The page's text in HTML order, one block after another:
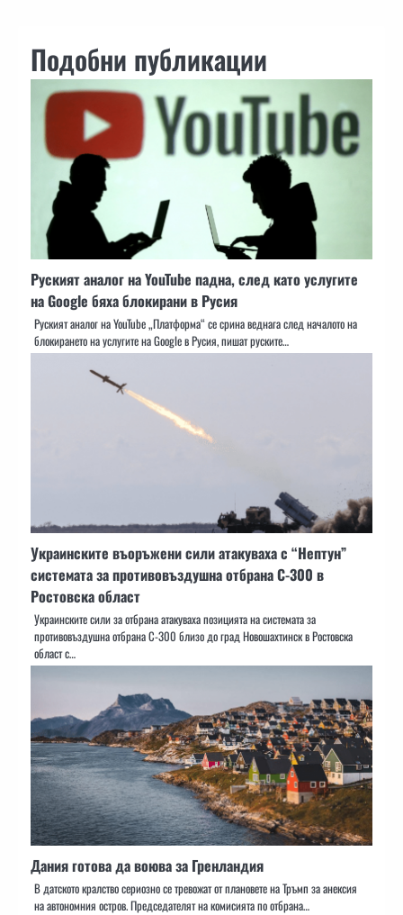
Подобни публикации
Руският аналог на YouTube падна, след като услугите
на Google бяха блокирани в Русия
Руският аналог на YouTube „Платформа“ се срина веднага след началото на
блокирането на услугите на Google в Русия, пишат руските…
Украинските въоръжени сили атакуваха с “Нептун”
системата за противовъздушна отбрана С-300 в
Ростовска област
Украинските сили за отбрана атакуваха позицията на системата за
противовъздушна отбрана С-300 близо до град Новошахтинск в Ростовска
област с…
Дания готова да воюва за Гренландия
В датското кралство сериозно се тревожат от плановете на Тръмп за анексия
на автономния остров. Председателят на комисията по отбрана…